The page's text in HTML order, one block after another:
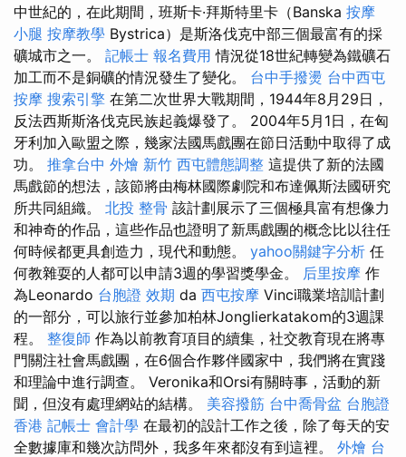
中世紀的，在此期間，班斯卡·拜斯特里卡（Banska 按摩
小腿 按摩教學 Bystrica）是斯洛伐克中部三個最富有的採
礦城市之一。 記帳士 報名費用 情況從18世紀轉變為鐵礦石
加工而不是銅礦的情況發生了變化。 台中手撥燙 台中西屯
按摩 搜索引擎 在第二次世界大戰期間，1944年8月29日，
反法西斯斯洛伐克民族起義爆發了。 2004年5月1日，在匈
牙利加入歐盟之際，幾家法國馬戲團在節日活動中取得了成
功。 推拿台中 外燴 新竹 西屯體態調整 這提供了新的法國
馬戲節的想法，該節將由梅林國際劇院和布達佩斯法國研究
所共同組織。 北投 整骨 該計劃展示了三個極具富有想像力
和神奇的作品，這些作品也證明了新馬戲團的概念比以往任
何時候都更具創造力，現代和動態。 yahoo關鍵字分析 任
何教雜耍的人都可以申請3週的學習獎學金。 后里按摩 作
為Leonardo 台胞證 效期 da 西屯按摩 Vinci職業培訓計劃
的一部分，可以旅行並參加柏林Jonglierkatakom的3週課
程。 整復師 作為以前教育項目的續集，社交教育現在將專
門關注社會馬戲團，在6個合作夥伴國家中，我們將在實踐
和理論中進行調查。 Veronika和Orsi有關時事，活動的新
聞，但沒有處理網站的結構。 美容撥筋 台中喬骨盆 台胞證
香港 記帳士 會計學 在最初的設計工作之後，除了每天的安
全數據庫和幾次訪問外，我多年來都沒有到這裡。 外燴 台